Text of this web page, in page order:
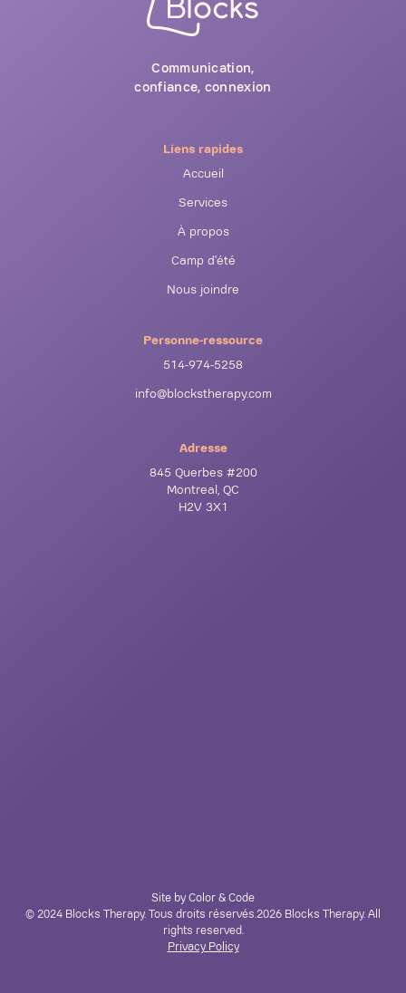
Communication,
confiance, connexion
Liens rapides
Accueil
Services
À propos
Camp d'été
Nous joindre
Personne-ressource
514-974-5258
info@blockstherapy.com
Adresse
845 Querbes #200
Montreal, QC
H2V 3X1
© 2024 Blocks Therapy. Tous droits réservés. 2026 Blocks Therapy. All
rights reserved.
Privacy Policy
Site by Color & Code